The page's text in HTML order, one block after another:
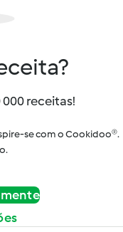
receitas!
se com o Cookidoo®.